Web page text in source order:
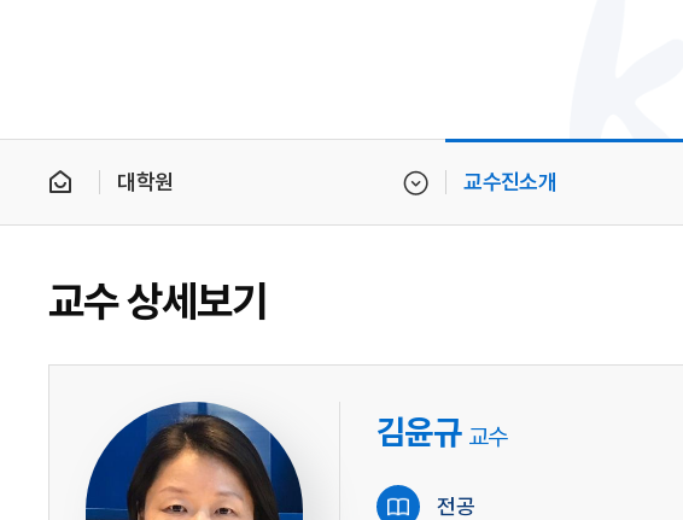
대학원 교수진소개
교수 상세보기
김윤규 교수
전공